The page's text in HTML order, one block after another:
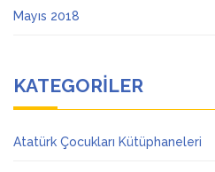
Mayıs 2018
KATEGORILER
Atatürk Çocukları Kütüphaneleri